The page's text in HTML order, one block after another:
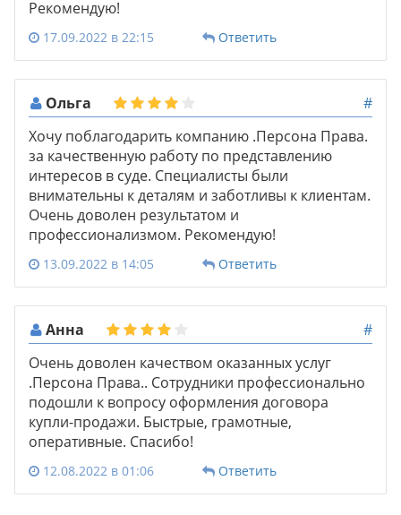
Рекомендую!
17.09.2022 в 22:15 Ответить
Ольга
#
Хочу поблагодарить компанию .Персона Права.
за качественную работу по представлению
интересов в суде. Специалисты были
внимательны к деталям и заботливы к клиентам.
Очень доволен результатом и
профессионализмом. Рекомендую!
13.09.2022 в 14:05 Ответить
Анна
#
Очень доволен качеством оказанных услуг
.Персона Права.. Сотрудники профессионально
подошли к вопросу оформления договора
купли-продажи. Быстрые, грамотные,
оперативные. Спасибо!
12.08.2022 в 01:06 Ответить